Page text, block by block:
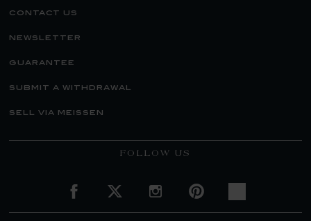
contact us
newsletter
guarantee
submit a withdrawal
sell via meissen
FOLLOW US